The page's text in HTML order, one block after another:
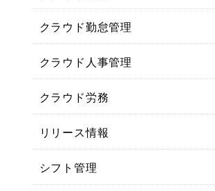
クラウド勤怠管理
クラウド人事管理
クラウド労務
リリース情報
シフト管理